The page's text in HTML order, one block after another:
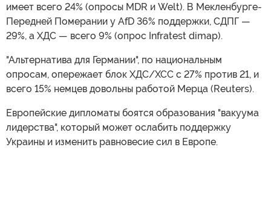
имеет всего 24% (опросы MDR и Welt). В Мекленбурге-
Передней Померании у AfD 36% поддержки, СДПГ —
29%, а ХДС — всего 9% (опрос Infratest dimap).
"Альтернатива для Германии", по национальным
опросам, опережает блок ХДС/ХСС с 27% против 21, и
всего 15% немцев довольны работой Мерца (Reuters).
Европейские дипломаты боятся образования "вакуума
лидерства", который может ослабить поддержку
Украины и изменить равновесие сил в Европе.